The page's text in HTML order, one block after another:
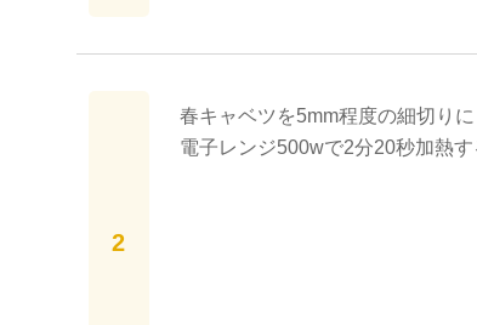
春キャベツを5mm程度の細切り
電子レンジ500wで2分20秒加熱す